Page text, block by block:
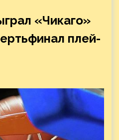
«Чикаго»
плей-